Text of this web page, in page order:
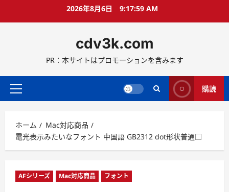
ス
ッ
2026年8月6日 9:18:00 AM
cdv3k.com
PR：本サイトはプロモーションを含みます
メ
メ
ニ
ュ
購読
ホーム
Mac対応商品
電光表示みたいなフォント 中国語 GB2312 dot形状普通□
AFシリーズ Mac対応商品 フォント